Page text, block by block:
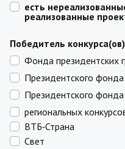
есть
реализованные
Победитель конкурса(ов)
Фонда президентских
Президентского
Президентского фонда
региональных
ВТБ‑Страна
Свет